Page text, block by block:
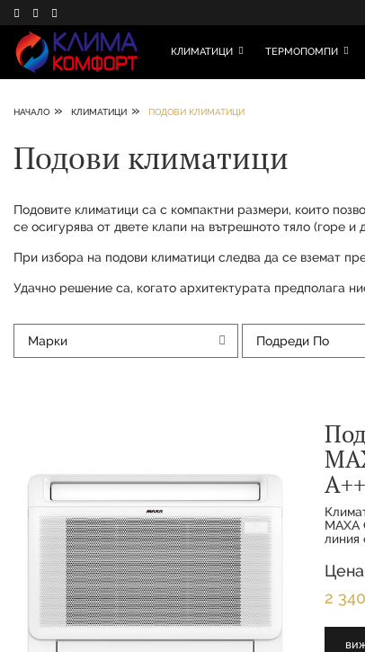
КЛИМАТИЦИ ТЕРМОПОМПИ
НАЧАЛО » КЛИМАТИЦИ » ПОДОВИ КЛИМАТИЦИ
Подови климатици
Подовите климатици са с компактни размери, които
се осигурява от двете клапи на вътрешното тяло (горе
При избора на подови климатици следва да се вземат
Удачно решение са, когато архитектурата предполага
Марки Подреди По
MAXA
линия
и за
2